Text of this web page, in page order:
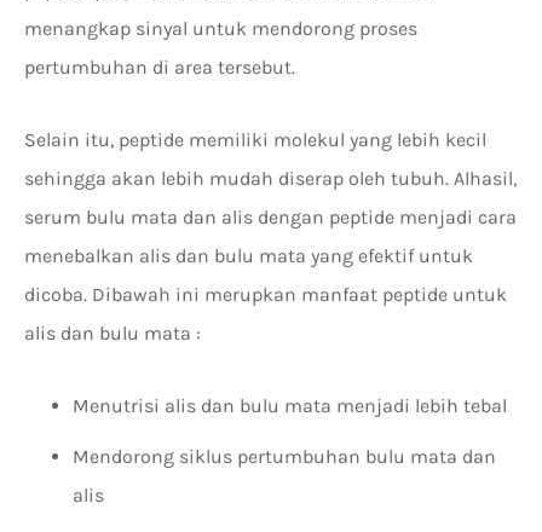
menangkap sinyal untuk mendorong proses
pertumbuhan di area tersebut.
Selain itu, peptide memiliki molekul yang lebih kecil
sehingga akan lebih mudah diserap oleh tubuh. Alhasil,
serum bulu mata dan alis dengan peptide menjadi cara
menebalkan alis dan bulu mata yang efektif untuk
dicoba. Dibawah ini merupkan manfaat peptide untuk
alis dan bulu mata :
Menutrisi alis dan bulu mata menjadi lebih tebal
Mendorong siklus pertumbuhan bulu mata dan
alis